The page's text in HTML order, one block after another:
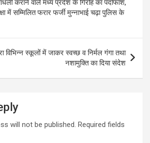
कराने वाले मध्य प्रदेश के गिरोह का पर्दाफाश,
में सम्मिलित फरार फर्जी मुन्नाभाई चढ़ा पुलिस के
विभिन्न स्कूलों में जाकर स्वच्छ व निर्मल गंगा तथा
नशामुक्ति का दिया संदेश
will not be published. Required fields